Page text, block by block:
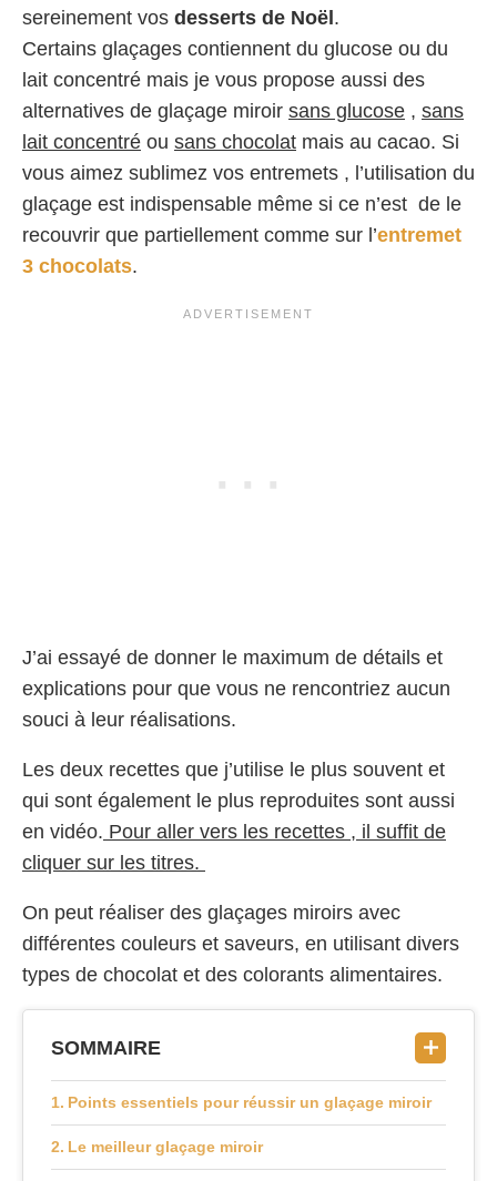
sereinement vos desserts de Noël .
Certains glaçages contiennent du glucose ou du
lait concentré mais je vous propose aussi des
alternatives de glaçage miroir sans glucose , sans
lait concentré ou sans chocolat mais au cacao. Si
vous aimez sublimez vos entremets , l’utilisation du
glaçage est indispensable même si ce n’est de le
recouvrir que partiellement comme sur l’entremet
3 chocolats.
J’ai essayé de donner le maximum de détails et
explications pour que vous ne rencontriez aucun
souci à leur réalisations.
Les deux recettes que j’utilise le plus souvent et
qui sont également le plus reproduites sont aussi
en vidéo. Pour aller vers les recettes , il suffit de
cliquer sur les titres.
On peut réaliser des glaçages miroirs avec
différentes couleurs et saveurs, en utilisant divers
types de chocolat et des colorants alimentaires.
SOMMAIRE
Points essentiels pour réussir un glaçage miroir
Le meilleur glaçage miroir